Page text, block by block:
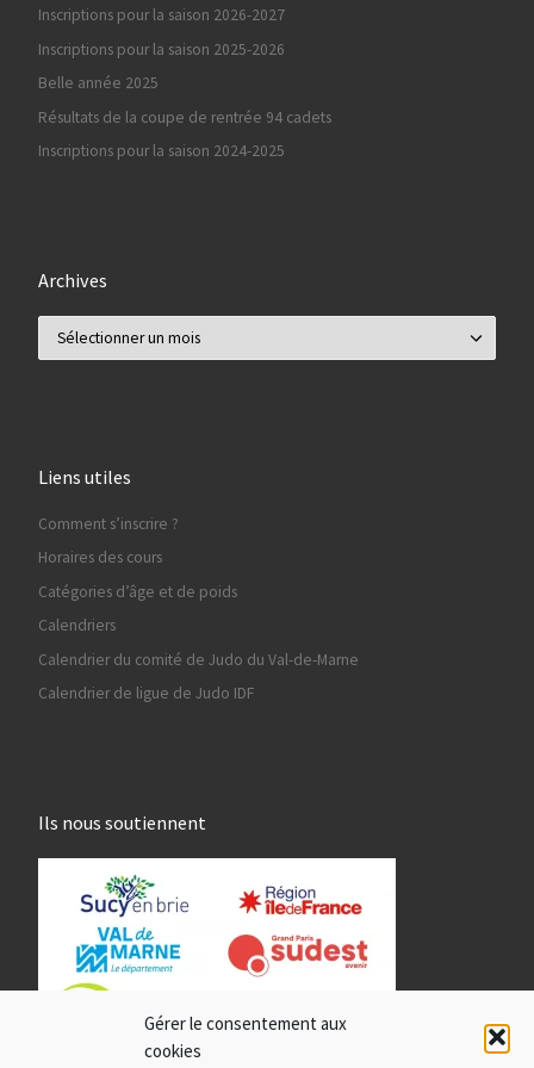
Gérer le consentement aux
cookies
Inscriptions pour la saison 2026-2027
Inscriptions pour la saison 2025-2026
Belle année 2025
Résultats de la coupe de rentrée 94 cadets
Inscriptions pour la saison 2024-2025
Archives
Liens utiles
Comment s’inscrire ?
Horaires des cours
Catégories d’âge et de poids
Calendriers
Calendrier du comité de Judo du Val-de-Marne
Calendrier de ligue de Judo IDF
Ils nous soutiennent